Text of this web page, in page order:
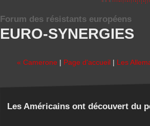
EURO-SYNERGIES
Forum des résistants européens
« Camerone | Page d'accueil | Les
Les Américains ont découvert du